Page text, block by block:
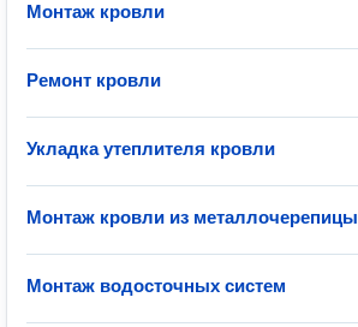
Монтаж кровли
Ремонт кровли
Укладка утеплителя кровли
Монтаж кровли из металлочерепицы
Монтаж водосточных систем